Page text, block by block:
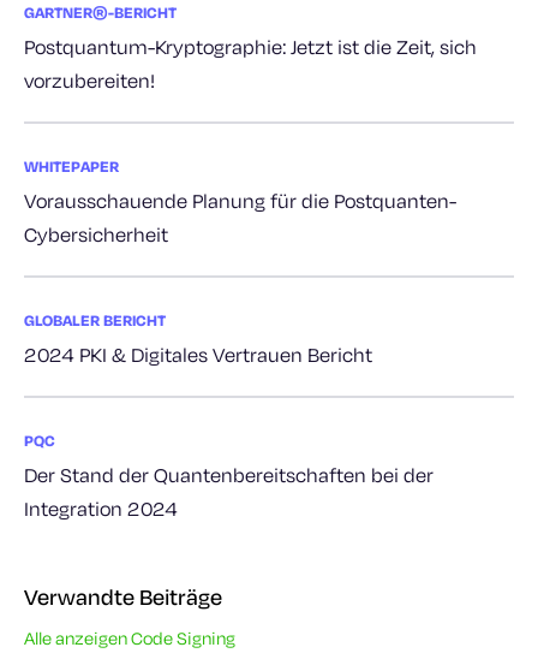
GARTNER®-BERICHT
Postquantum-Kryptographie: Jetzt ist die Zeit, sich
vorzubereiten!
WHITEPAPER
Vorausschauende Planung für die Postquanten-
Cybersicherheit
GLOBALER BERICHT
2024 PKI & Digitales Vertrauen Bericht
PQC
Der Stand der Quantenbereitschaften bei der
Integration 2024
Verwandte Beiträge
Alle anzeigen Code Signing